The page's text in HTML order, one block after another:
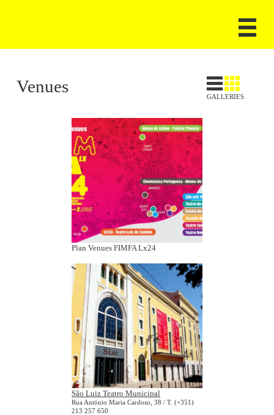
GALLERIES
Venues
Plan Venues FIMFA Lx24
São Luiz Teatro Municipal
Rua António Maria Cardoso, 38 / T. (+351)
213 257 650